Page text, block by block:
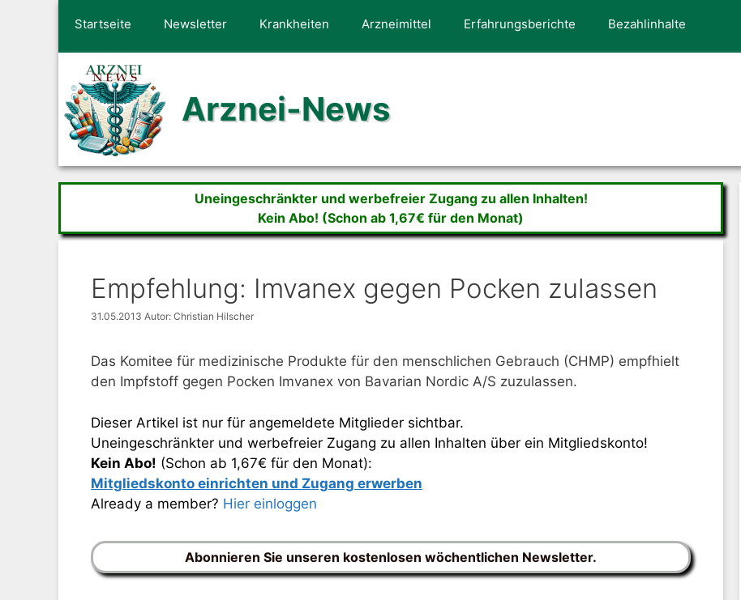
Startseite Newsletter Krankheiten Arzneimittel Erfahrungsberichte Bezahlinhalte
Arznei-News
Uneingeschränkter und werbefreier Zugang zu allen Inhalten!
Kein Abo! (Schon ab 1,67€ für den Monat)
Empfehlung: Imvanex gegen Pocken zulassen
31.05.2013 Autor: Christian Hilscher
Das Komitee für medizinische Produkte für den menschlichen Gebrauch (CHMP) empfhielt
den Impfstoff gegen Pocken Imvanex von Bavarian Nordic A/S zuzulassen.
Dieser Artikel ist nur für angemeldete Mitglieder sichtbar.
Uneingeschränkter und werbefreier Zugang zu allen Inhalten über ein Mitgliedskonto!
Kein Abo! (Schon ab 1,67€ für den Monat):
Mitgliedskonto einrichten und Zugang erwerben
Already a member? Hier einloggen
Abonnieren Sie unseren kostenlosen wöchentlichen Newsletter.